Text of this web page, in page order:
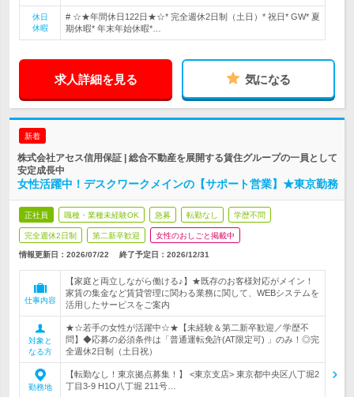
休日
休暇
# ☆★年間休日122日★☆* 完全週休2日制（土日）* 祝日* GW* 夏
期休暇* 年末年始休暇*…
求人詳細を見る 気になる
新着
株式会社アセス信用保証 | 総合不動産を展開する賃住グループの一員として
安定成長中
女性活躍中！デスクワークメインの【サポート営業】★東京勤務
正社員 職種・業種未経験OK 急募 転勤なし 学歴不問
完全週休2日制 第二新卒歓迎 女性のおしごと掲載中
情報更新日：2026/07/22 終了予定日： 2026/12/31
仕事内容
【家庭と両立しながら働ける♪】★既存のお客様対応がメイン！
家賃の集金など賃貸管理に関わる業務に関して、WEBシステムを
活用したサービスをご案内
対象と
なる方
★☆若手の女性が活躍中☆★【未経験＆第二新卒歓迎／学歴不
問】◆応募の必須条件は「普通運転免許(AT限定可) 」のみ！◎完
全週休2日制（土日祝）
勤務地
【転勤なし！東京拠点募集！】 <東京支店> 東京都中央区八丁堀2
丁目3-9 H1O八丁堀 211号…